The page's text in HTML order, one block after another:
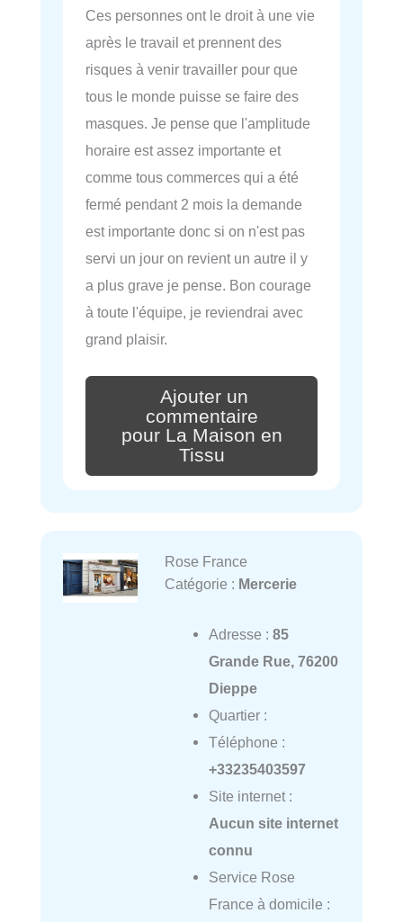
Ces personnes ont le droit à une vie
après le travail et prennent des
risques à venir travailler pour que
tous le monde puisse se faire des
masques. Je pense que l'amplitude
horaire est assez importante et
comme tous commerces qui a été
fermé pendant 2 mois la demande
est importante donc si on n'est pas
servi un jour on revient un autre il y
a plus grave je pense. Bon courage
à toute l'équipe, je reviendrai avec
grand plaisir.
Ajouter un
commentaire
pour La Maison en
Tissu
Rose France
Catégorie : Mercerie
Adresse : 85
Grande Rue, 76200
Dieppe
Quartier :
Téléphone :
+33235403597
Site internet :
Aucun site internet
connu
Service Rose
France à domicile :